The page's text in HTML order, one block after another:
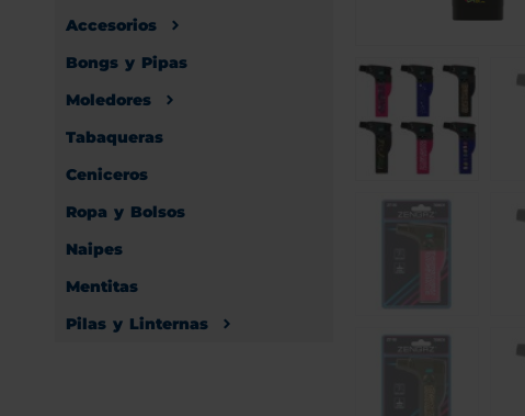
Accesorios
Bongs y Pipas
Moledores
Tabaqueras
Ceniceros
Ropa y Bolsos
Naipes
Mentitas
Pilas y Linternas